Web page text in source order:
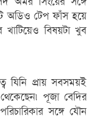
অডিও টেপ ফাঁস হয়ে
বিষয়টা খুব
যিনি প্রায় সবসময়ই
পূজা বেদির
সঙ্গে যৌন